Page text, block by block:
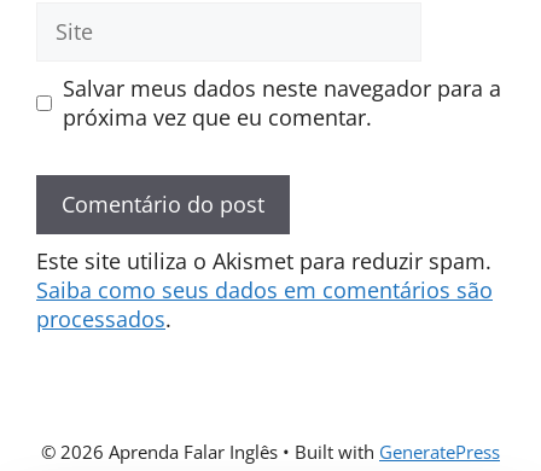
Site
Salvar meus dados neste navegador para a
próxima vez que eu comentar.
Este site utiliza o Akismet para reduzir spam.
Saiba como seus dados em comentários são
processados.
© 2026 Aprenda Falar Inglês • Built with GeneratePress